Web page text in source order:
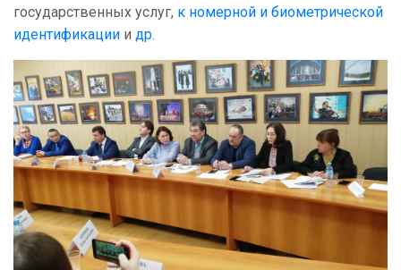
государственных услуг, к номерной и биометрической
идентификации и др.